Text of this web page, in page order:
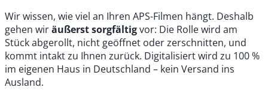
Wir wissen, wie viel an Ihren APS-Filmen hängt. Deshalb
gehen wiräußerst sorgfältigvor: Die Rolle wird am
Stück abgerollt, nicht geöffnet oder zerschnitten, und
kommt intakt zu Ihnen zurück. Digitalisiert wird zu 100 %
im eigenen Haus in Deutschland – kein Versand ins
Ausland.